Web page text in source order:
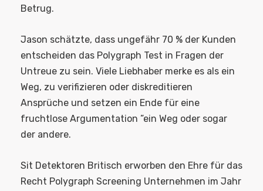
Betrug.
Jason schätzte, dass ungefähr 70 % der Kunden
entscheiden das Polygraph Test in Fragen der
Untreue zu sein. Viele Liebhaber merke es als ein
Weg, zu verifizieren oder diskreditieren
Ansprüche und setzen ein Ende für eine
fruchtlose Argumentation ”ein Weg oder sogar
der andere.
Sit Detektoren Britisch erworben den Ehre für das
Recht Polygraph Screening Unternehmen im Jahr